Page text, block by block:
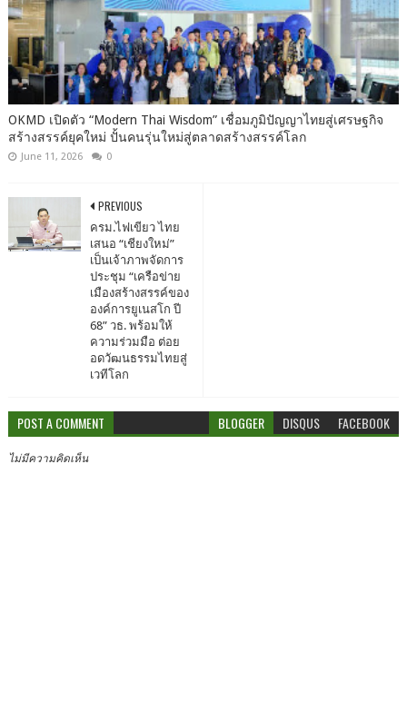
OKMD เปิดตัว “Modern Thai Wisdom” เชื่อมภูมิปัญญาไทยสู่เศรษฐกิจ
สร้างสรรค์ยุคใหม่ ปั้นคนรุ่นใหม่สู่ตลาดสร้างสรรค์โลก
June 11, 2026 0
PREVIOUS
ครม.ไฟเขียว ไทย
เสนอ “เชียงใหม่”
เป็นเจ้าภาพจัดการ
ประชุม “เครือข่าย
เมืองสร้างสรรค์ของ
องค์การยูเนสโก ปี
68” วธ. พร้อมให้
ความร่วมมือ ต่อย
อดวัฒนธรรมไทยสู่
เวทีโลก
POST A COMMENT BLOGGER DISQUS FACEBOOK
ไม่มีความคิดเห็น